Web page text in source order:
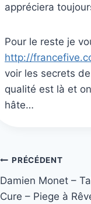
appréciera
Pour le reste je
http://
voir les secrets
qualité est là et
hâte…
Navigation
de
PRÉCÉDENT
Damien Monet –
Cure – Piege à